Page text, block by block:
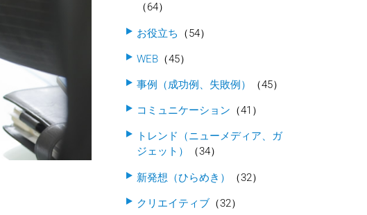
（64）
お役立ち （54）
WEB （45）
事例（成功例、失敗例） （45）
コミュニケーション （41）
トレンド（ニューメディア、ガ
ジェット）
（34）
新発想（ひらめき） （32）
クリエイティブ （32）